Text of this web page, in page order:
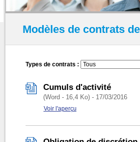
Modèles de contrats
Types de contrats :
Cumuls d'activité
(Word - 16,4 Ko) - 17/03/2016
Voir l'aperçu